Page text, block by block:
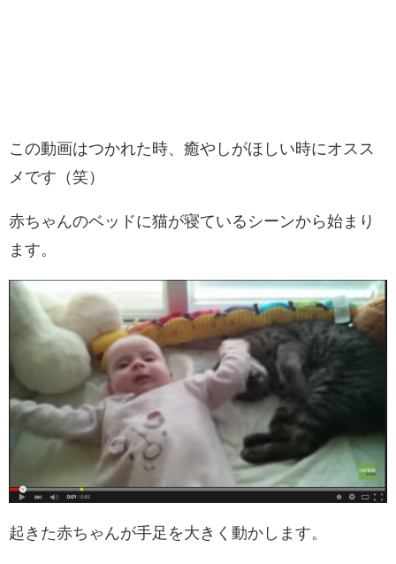
この動画はつかれた時、癒やしがほしい時にオスス
メです（笑）
赤ちゃんのベッドに猫が寝ているシーンから始まり
ます。
起きた赤ちゃんが手足を大きく動かします。